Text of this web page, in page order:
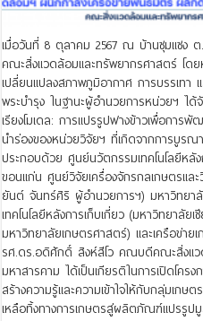
เมื่อวันที่ 8 ตุลาคม 2567 ณ บ้านซุมแซง
คณะสิ่งแวดล้อมและทรัพยากรศาสตร์ โด
เปลี่ยนแปลงสภาพภูมิอากาศ การบรรเทา
พระบำรุง ในฐานะผู้อำนวยการหน่วยฯ ได้
เรียงโมเดล: การแปรรูปฟางข้าวเพื่อการพั
นำร่องของหน่วยวิจัยฯ ที่เกิดจากการบูร
ประกอบด้วย ศูนย์นวัตกรรมเทคโนโลยีหลั
ขอนแก่น ศูนย์วิจัยเครื่องจักรกลเกษตรแล
ยันต์ จันทร์ศิริ ผู้อำนวยการฯ) มหาวิทยา
เทคโนโลยีหลังการเก็บเกี่ยว (มหาวิทยาลั
มหาวิทยาลัยเกษตรศาสตร์) และเครือข่า
รศ.ดร.อดิศักดิ์ สิงห์สีโว คณบดีคณะสิ่งแ
มหาสารคาม ได้เป็นเกียรติในการเปิดโคร
สร้างความรู้และความเข้าใจให้กับกลุ่มเก
เหลือทิ้งทางการเกษตรสู่ผลิตภัณฑ์แปรรู